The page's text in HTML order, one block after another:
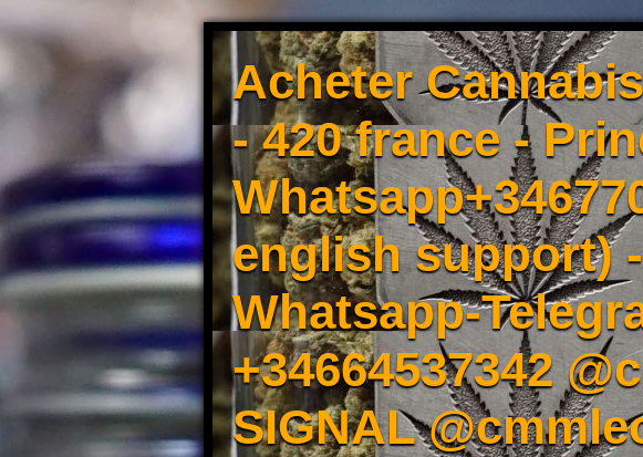
Acheter
- 420 france -
english support)
Whatsapp-
+34664537342
SIGNAL